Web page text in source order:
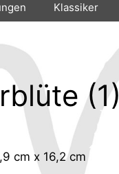
Klassiker
(1)
cm x 16,2 cm